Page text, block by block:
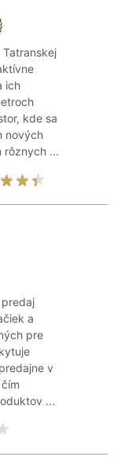
Tatranskej
ich
kde sa
nových
rôznych ...
a
pre
v
...